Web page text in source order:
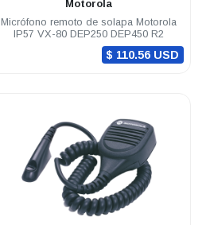
Motorola
Micrófono remoto de solapa Motorola
IP57 VX-80 DEP250 DEP450 R2
$ 110.56 USD